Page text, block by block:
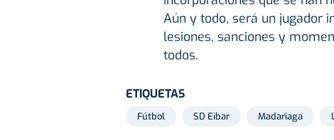
Aún y todo, será un jugador
lesiones, sanciones y
todos.
ETIQUETAS
Fútbol SD Eibar Madariaga